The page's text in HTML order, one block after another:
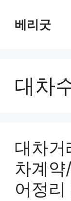
베리굿
대차
대차거
차계
어정